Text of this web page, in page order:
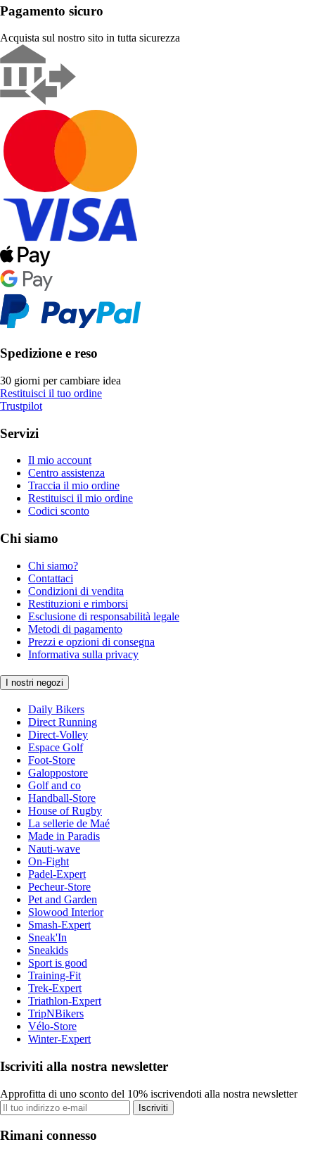
Pagamento sicuro
Acquista sul nostro sito in tutta sicurezza
Spedizione e reso
30 giorni per cambiare idea
Restituisci il tuo ordine
Trustpilot
Servizi
Il mio account
Centro assistenza
Traccia il mio ordine
Restituisci il mio ordine
Codici sconto
Chi siamo
Chi siamo?
Contattaci
Condizioni di vendita
Restituzioni e rimborsi
Esclusione di responsabilità legale
Metodi di pagamento
Prezzi e opzioni di consegna
Informativa sulla privacy
I nostri negozi
Daily Bikers
Direct Running
Direct-Volley
Espace Golf
Foot-Store
Galoppostore
Golf and co
Handball-Store
House of Rugby
La sellerie de Maé
Made in Paradis
Nauti-wave
On-Fight
Padel-Expert
Pecheur-Store
Pet and Garden
Slowood Interior
Smash-Expert
Sneak'In
Sneakids
Sport is good
Training-Fit
Trek-Expert
Triathlon-Expert
TripNBikers
Vélo-Store
Winter-Expert
Iscriviti alla nostra newsletter
Approfitta di uno sconto del 10% iscrivendoti alla nostra newsletter
Iscriviti
Rimani connesso